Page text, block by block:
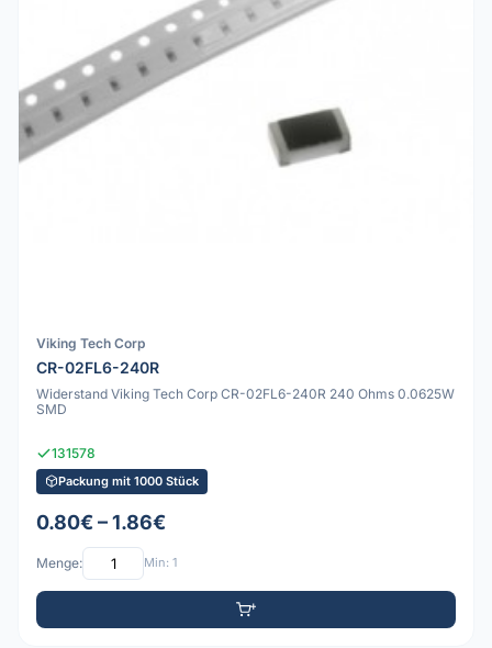
Viking Tech Corp
CR-02FL6-240R
Widerstand Viking Tech Corp CR-02FL6-240R 240 Ohms 0.0625W
SMD
131578
Packung mit 1000 Stück
0.80€ – 1.86€
Menge: Min: 1